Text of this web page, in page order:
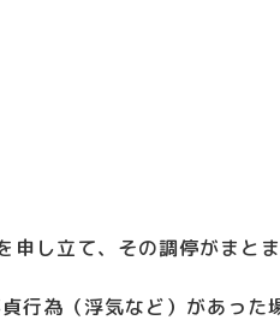
申し立て、その調停がまと
行為（浮気など）があった